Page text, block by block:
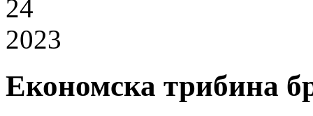
24
2023
Економска трибина